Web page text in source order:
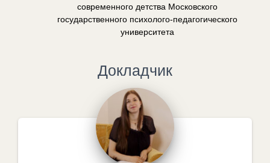
современного детства Московского
государственного психолого-педагогического
университета
Докладчик